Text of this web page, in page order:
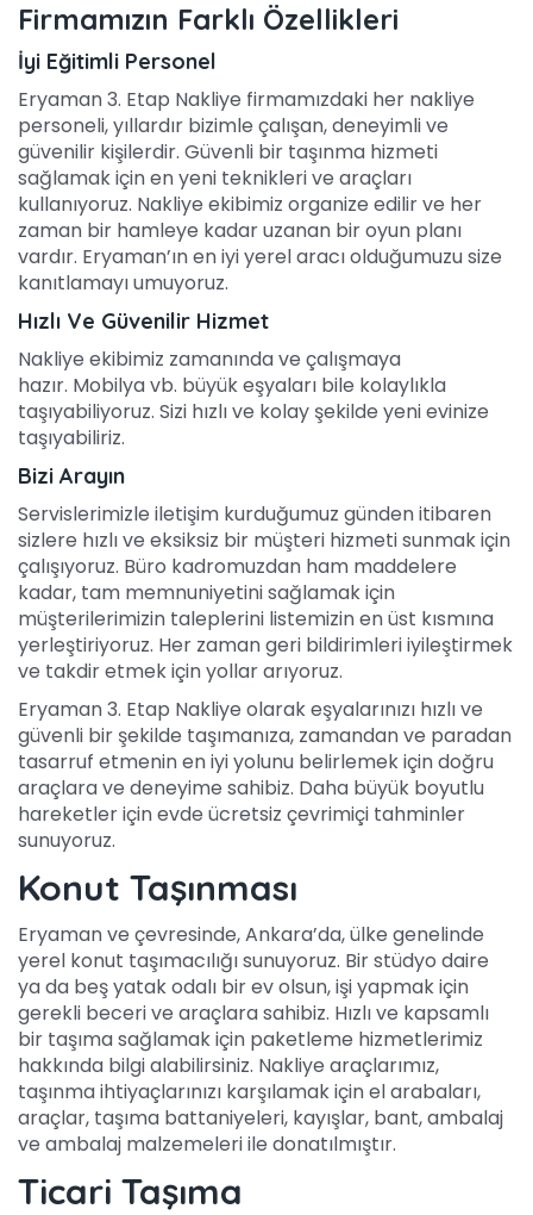
Firmamızın Farklı Özellikleri
İyi Eğitimli Personel
Eryaman 3. Etap Nakliye firmamızdaki her nakliye
personeli, yıllardır bizimle çalışan, deneyimli ve
güvenilir kişilerdir. Güvenli bir taşınma hizmeti
sağlamak için en yeni teknikleri ve araçları
kullanıyoruz. Nakliye ekibimiz organize edilir ve her
zaman bir hamleye kadar uzanan bir oyun planı
vardır. Eryaman’ın en iyi yerel aracı olduğumuzu size
kanıtlamayı umuyoruz.
Hızlı Ve Güvenilir Hizmet
Nakliye ekibimiz zamanında ve çalışmaya
hazır. Mobilya vb. büyük eşyaları bile kolaylıkla
taşıyabiliyoruz. Sizi hızlı ve kolay şekilde yeni evinize
taşıyabiliriz.
Bizi Arayın
Servislerimizle iletişim kurduğumuz günden itibaren
sizlere hızlı ve eksiksiz bir müşteri hizmeti sunmak için
çalışıyoruz. Büro kadromuzdan ham maddelere
kadar, tam memnuniyetini sağlamak için
müşterilerimizin taleplerini listemizin en üst kısmına
yerleştiriyoruz. Her zaman geri bildirimleri iyileştirmek
ve takdir etmek için yollar arıyoruz.
Eryaman 3. Etap Nakliye olarak eşyalarınızı hızlı ve
güvenli bir şekilde taşımanıza, zamandan ve paradan
tasarruf etmenin en iyi yolunu belirlemek için doğru
araçlara ve deneyime sahibiz. Daha büyük boyutlu
hareketler için evde ücretsiz çevrimiçi tahminler
sunuyoruz.
Konut Taşınması
Eryaman ve çevresinde, Ankara’da, ülke genelinde
yerel konut taşımacılığı sunuyoruz. Bir stüdyo daire
ya da beş yatak odalı bir ev olsun, işi yapmak için
gerekli beceri ve araçlara sahibiz. Hızlı ve kapsamlı
bir taşıma sağlamak için paketleme hizmetlerimiz
hakkında bilgi alabilirsiniz. Nakliye araçlarımız,
taşınma ihtiyaçlarınızı karşılamak için el arabaları,
araçlar, taşıma battaniyeleri, kayışlar, bant, ambalaj
ve ambalaj malzemeleri ile donatılmıştır.
Ticari Taşıma